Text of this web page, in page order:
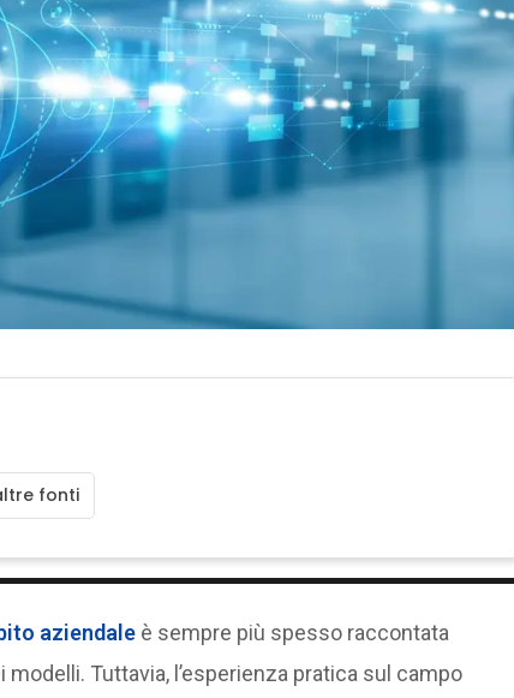
fonti
aziendale è sempre più spesso raccontata
Tuttavia, l’esperienza pratica sul campo